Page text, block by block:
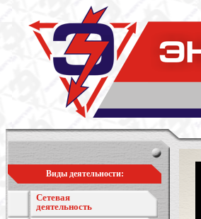
Виды деятельности:
Сетевая
деятельность